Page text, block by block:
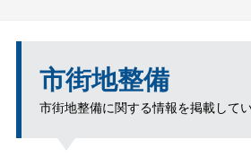
市街地整備
市街地整備に関する情報を掲載してい